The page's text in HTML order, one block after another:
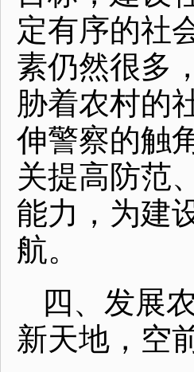
定有序的社
素仍然很多
胁着农村的
伸警察的触
关提高防范
能力，为建
航。
四、发展
新天地，空